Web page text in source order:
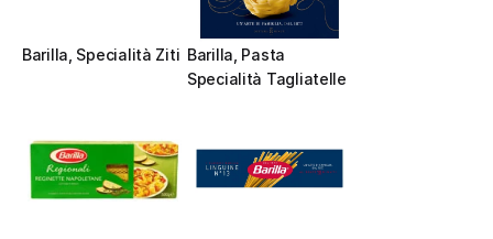
Barilla, Specialità Ziti Barilla, Pasta
Specialità Tagliatelle